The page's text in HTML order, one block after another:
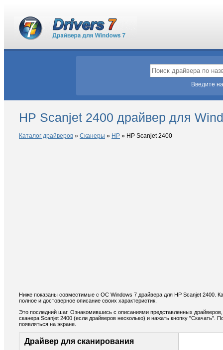
Введите
HP Scanjet 2400 драйвер для
Каталог драйверов » Сканеры » HP » HP Scanjet 2400
Ниже показаны совместимые с ОС Windows 7 драйвера для HP Scanjet 2400.
полное и достоверное описание своих характеристик.
Это последний шаг. Ознакомившись с описаниями представленных
сканера Scanjet 2400 (если драйверов несколько) и нажать кнопку "Скачать".
появляться на экране.
Драйвер для сканирования